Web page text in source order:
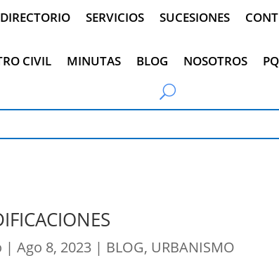
DIRECTORIO SERVICIOS SUCESIONES
CIVIL MINUTAS BLOG NOSOTROS
|Ago 8, 2023 | BLOG, URBANISMO